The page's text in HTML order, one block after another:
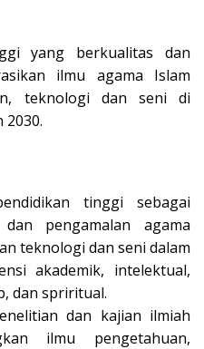
yang berkualitas dan
ilmu agama Islam
teknologi dan seni di
tinggi sebagai
pengamalan agama
teknologi dan seni dalam
akademik, intelektual,
dan spriritual.
dan kajian ilmiah
ilmu pengetahuan,